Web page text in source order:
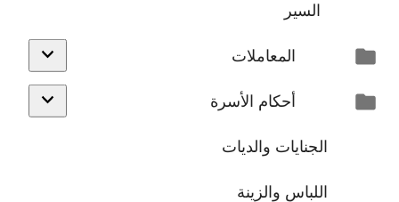
السير
المعاملات
أحكام الأسرة
الجنايات والديات
اللباس والزينة